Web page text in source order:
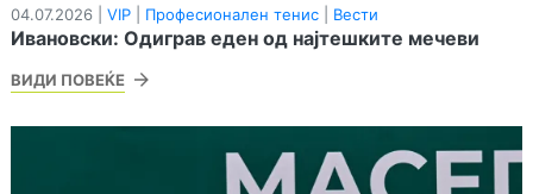
04.07.2026 | VIP Професионален тенис Вести
Ивановски: Одиграв еден од најтешките мечеви
ВИДИ ПОВЕЌЕ